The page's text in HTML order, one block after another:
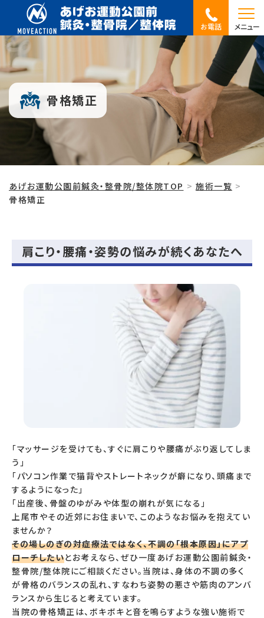
お電話 メニュー
骨格矯正
あげお運動公園前鍼灸・整骨院/整体院TOP
施術一覧
骨格矯正
肩こり・腰痛・姿勢の悩みが続くあなたへ
「マッサージを受けても、すぐに肩こりや腰痛がぶり返してしま
う」
「パソコン作業で猫背やストレートネックが癖になり、頭痛まで
するようになった」
「出産後、骨盤のゆがみや体型の崩れが気になる」
上尾市やその近郊にお住まいで、このようなお悩みを抱えてい
ませんか？
その場しのぎの対症療法ではなく、不調の「根本原因」にアプ
ローチしたいとお考えなら、ぜひ一度あげお運動公園前鍼灸・
整骨院/整体院にご相談ください。当院は、身体の不調の多く
が骨格のバランスの乱れ、すなわち姿勢の悪さや筋肉のアンバ
ランスから生じると考えています。
当院の骨格矯正は、ボキボキと音を鳴らすような強い施術で